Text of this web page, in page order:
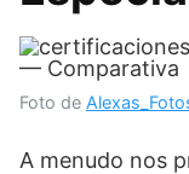
Foto de
A menudo nos